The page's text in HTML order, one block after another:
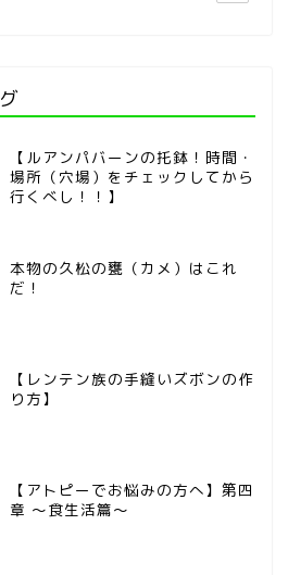
【ルアンパバーンの托鉢！時間・
場所（穴場）をチェックしてから
行くべし！！】
本物の久松の甕（カメ）はこれ
だ！
【レンテン族の手縫いズボンの作
り方】
【アトピーでお悩みの方へ】第四
章 ～食生活篇～